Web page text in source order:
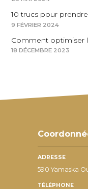
10 trucs pour
9 FÉVRIER 2024
Comment optimiser
18 DÉCEMBRE 2023
ADRESSE
590 Yamaska
TÉLÉPHONE